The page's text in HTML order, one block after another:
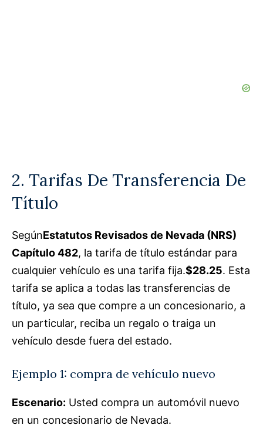
2. Tarifas De Transferencia De
Título
SegúnEstatutos Revisados de Nevada (NRS)
Capítulo 482, la tarifa de título estándar para
cualquier vehículo es una tarifa fija.$28.25. Esta
tarifa se aplica a todas las transferencias de
título, ya sea que compre a un concesionario, a
un particular, reciba un regalo o traiga un
vehículo desde fuera del estado.
Ejemplo 1: compra de vehículo nuevo
Escenario: Usted compra un automóvil nuevo
en un concesionario de Nevada.